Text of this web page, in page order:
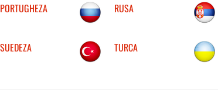
PORTUGHEZA RUSA
SUEDEZA TURCA